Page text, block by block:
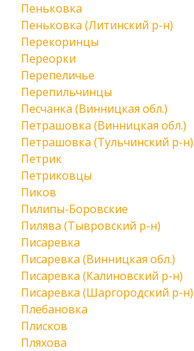
Пеньковка
Пеньковка (Литинский р-н)
Перекоринцы
Переорки
Перепеличье
Перепильчинцы
Песчанка (Винницкая обл.)
Петрашовка (Винницкая обл.)
Петрашовка (Тульчинский р-н)
Петрик
Петриковцы
Пиков
Пилипы-Боровские
Пилява (Тывровский р-н)
Писаревка
Писаревка (Винницкая обл.)
Писаревка (Калиновский р-н)
Писаревка (Шаргородский р-н)
Плебановка
Плисков
Пляхова